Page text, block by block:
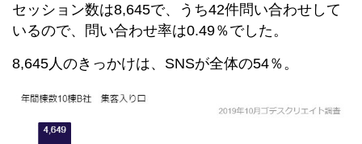
セッション数は8,645で、うち42件問い合わせして
いるので、問い合わせ率は0.49％でした。
8,645人のきっかけは、SNSが全体の54％。